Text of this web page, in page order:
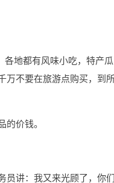
各地都有风味小吃，特产瓜
万不要在旅游点购买，到
价钱。
员讲：我又来光顾了，你